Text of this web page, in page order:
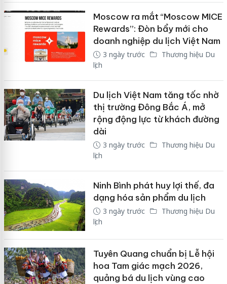
Moscow ra mắt “Moscow MICE
Rewards”: Đòn bẩy mới cho
doanh nghiệp du lịch Việt Nam
3 ngày trước
Thương hiệu Du
lịch
Du lịch Việt Nam tăng tốc nhờ
thị trường Đông Bắc Á, mở
rộng động lực từ khách đường
dài
3 ngày trước
Thương hiệu Du
lịch
Ninh Bình phát huy lợi thế, đa
dạng hóa sản phẩm du lịch
3 ngày trước
Thương hiệu Du
lịch
Tuyên Quang chuẩn bị Lễ hội
hoa Tam giác mạch 2026,
quảng bá du lịch vùng cao